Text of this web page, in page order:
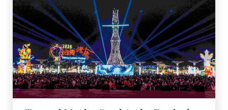
Terangi Musim Semi Anda: Festival
Lampion Taiwan 2026 Tampil
Memukau di Chiayi